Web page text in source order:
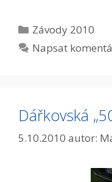
Rubriky
Závody 2010
Napsat
Dářkovská
5.10.2010 autor: